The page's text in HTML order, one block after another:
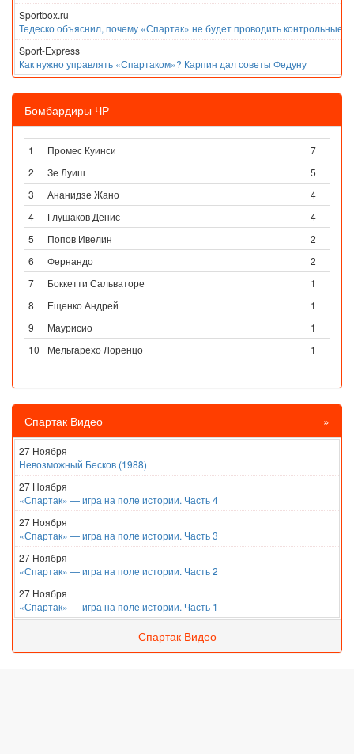
Sportbox.ru
Тедеско объяснил, почему «Спартак» не будет проводить контрольные
Sport-Express
Как нужно управлять «Спартаком»? Карпин дал советы Федуну
Бомбардиры ЧР
1 Промес Куинси
7
2
Зе Луиш
5
3
Ананидзе Жано
4
4
Глушаков Денис
4
5
Попов Ивелин
2
6
Фернандо
2
7
Боккетти Сальваторе
1
8
Ещенко Андрей
1
9
Маурисио
1
10
Мельгарехо Лоренцо 1
Спартак Видео »
27 Ноября
Невозможный Бесков (1988)
27 Ноября
«Спартак» — игра на поле истории. Часть 4
27 Ноября
«Спартак» — игра на поле истории. Часть 3
27 Ноября
«Спартак» — игра на поле истории. Часть 2
27 Ноября
«Спартак» — игра на поле истории. Часть 1
Спартак Видео